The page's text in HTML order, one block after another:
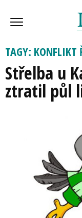
TAGY: KONFLIKT
Střelba u
ztratil půl